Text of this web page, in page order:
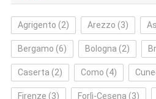
Agrigento (2) Arezzo (3)
Bergamo (6) Bologna (2)
Caserta (2) Como (4)
Firenze (3) Forlì‑Cesena (3)